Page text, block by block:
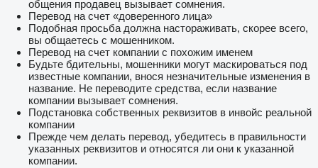
общения продавец вызывает сомнения.
Перевод на счет «доверенного лица»
Подобная просьба должна настораживать, скорее всего,
вы общаетесь с мошенником.
Перевод на счет компании с похожим именем
Будьте бдительны, мошенники могут маскироваться под
известные компании, внося незначительные изменения в
название. Не переводите средства, если название
компании вызывает сомнения.
Подстановка собственных реквизитов в инвойс реальной
компании
Прежде чем делать перевод, убедитесь в правильности
указанных реквизитов и относятся ли они к указанной
компании.